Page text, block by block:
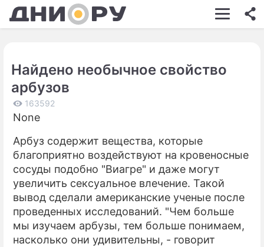
ШОУ-БИЗНЕС
КИНО
ЭКОНОМИКА
ПРОИСШЕСТВИЯ
СТИЛЬ ЖИЗНИ
СЕРИАЛЫ
Найдено необычное свойство
арбузов
163592
None
Арбуз содержит вещества, которые
благоприятно воздействуют на кровеносные
сосуды подобно "Виагре" и даже могут
увеличить сексуальное влечение. Такой
вывод сделали американские ученые после
проведенных исследований. "Чем больше
мы изучаем арбузы, тем больше понимаем,
насколько они удивительны, - говорит